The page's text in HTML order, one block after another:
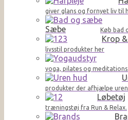
giver glans og fornyet liv til
Sæbe
Køb bad
Krop
livsstil produkter her
yoga, pilates og meditations
produkter der afhjælpe uren
Løbetøj
træningstøj fra Run & Relax.